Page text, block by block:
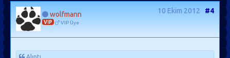
wolfmann
VIP VIP Üye
10 Ekim 2012 #4